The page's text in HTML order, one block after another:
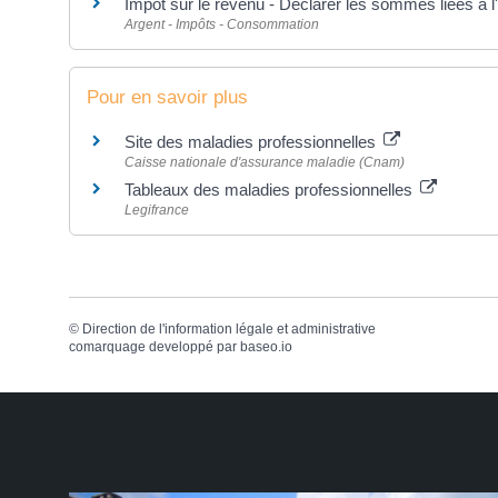
Impôt sur le revenu - Déclarer les sommes liées à
Argent - Impôts - Consommation
Pour en savoir plus
Site des maladies professionnelles
Caisse nationale d'assurance maladie (Cnam)
Tableaux des maladies professionnelles
Legifrance
© Direction de l'information légale et administrative
comarquage developpé par baseo.io